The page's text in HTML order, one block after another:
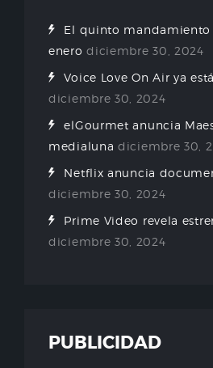
El quinto mandamiento
enero diciembre 30, 2024
Voice Love On Air ya
diciembre 30, 2024
elGourmet anuncia
medialuna diciembre 30,
Netflix anuncia
diciembre 30, 2024
Prime Video revela
diciembre 30, 2024
PUBLICIDAD